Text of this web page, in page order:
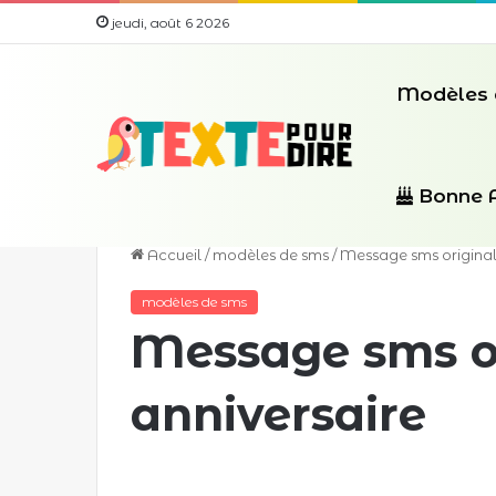
jeudi, août 6 2026
Modèles
Bonne
Accueil / modèles de sms/ Message sms
modèles de sms
Message sms
anniversaire